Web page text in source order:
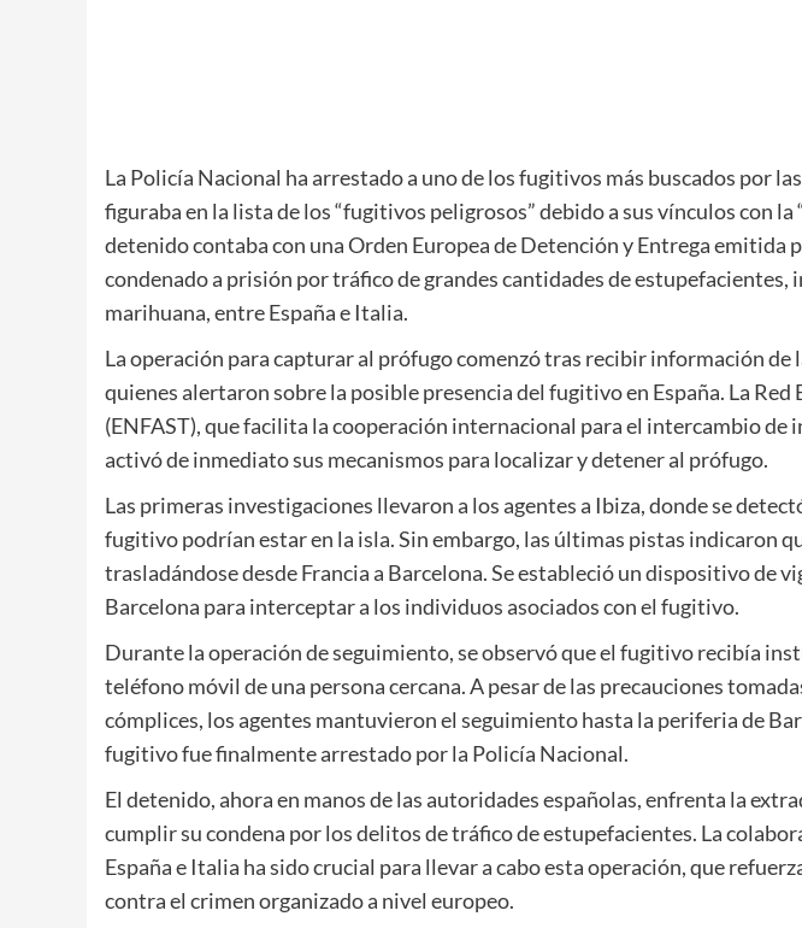
La Policía Nacional ha arrestado a uno de los fugitivos más buscados por
figuraba en la lista de los “fugitivos peligrosos” debido a sus vínculos con la
detenido contaba con una Orden Europea de Detención y Entrega emitida
condenado a prisión por tráfico de grandes cantidades de estupefacientes,
marihuana, entre España e Italia.
La operación para capturar al prófugo comenzó tras recibir información de
quienes alertaron sobre la posible presencia del fugitivo en España. La Red
(ENFAST), que facilita la cooperación internacional para el intercambio de
activó de inmediato sus mecanismos para localizar y detener al prófugo.
Las primeras investigaciones llevaron a los agentes a Ibiza, donde se
fugitivo podrían estar en la isla. Sin embargo, las últimas pistas indicaron
trasladándose desde Francia a Barcelona. Se estableció un dispositivo de
Barcelona para interceptar a los individuos asociados con el fugitivo.
Durante la operación de seguimiento, se observó que el fugitivo recibía
teléfono móvil de una persona cercana. A pesar de las precauciones
cómplices, los agentes mantuvieron el seguimiento hasta la periferia de
fugitivo fue finalmente arrestado por la Policía Nacional.
El detenido, ahora en manos de las autoridades españolas, enfrenta la
cumplir su condena por los delitos de tráfico de estupefacientes. La
España e Italia ha sido crucial para llevar a cabo esta operación, que
contra el crimen organizado a nivel europeo.